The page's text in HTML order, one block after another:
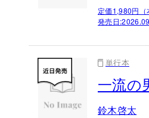
定価1,980円（
発売日:
単行本
一流の
鈴木啓太